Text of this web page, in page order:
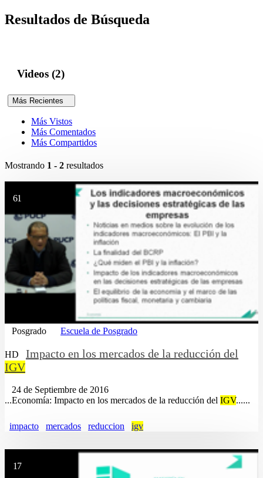
Resultados de Búsqueda
Videos (2)
Más Recientes
Más Vistos
Más Comentados
Más Compartidos
Mostrando 1 - 2 resultados
61
Posgrado Escuela de Posgrado
HD
Impacto en los mercados de la reducción del
IGV
24 de Septiembre de 2016
...Economía: Impacto en los mercados de la reducción del IGV......
impacto mercados reduccion igv
17